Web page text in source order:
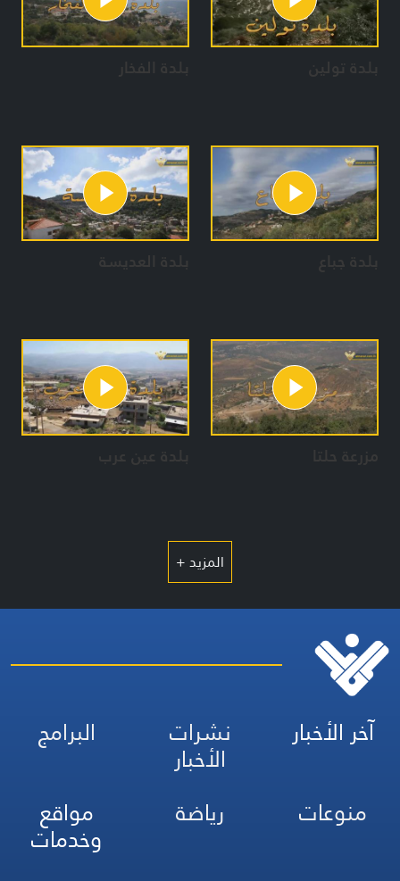
بلدة تولين بلدة الفخار
بلدة جباع بلدة العديسة
مزرعة حلتا بلدة عين عرب
المزيد +
آخر الأخبار نشرات
الأخبار
البرامج
منوعات
رياضة مواقع
وخدمات